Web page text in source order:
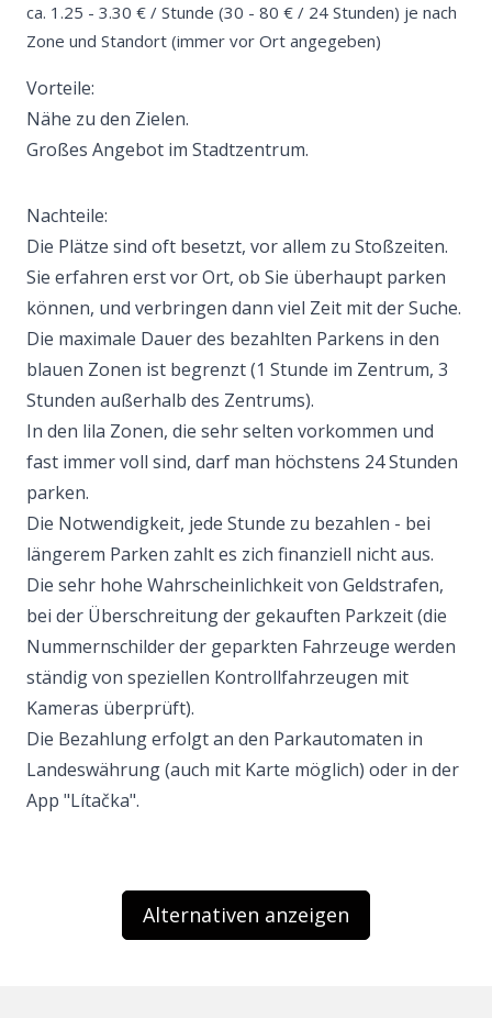
ca. 1.25 - 3.30 € / Stunde (30 - 80 € / 24 Stunden) je nach
Zone und Standort (immer vor Ort angegeben)
Vorteile:
Nähe zu den Zielen.
Großes Angebot im Stadtzentrum.
Nachteile:
Die Plätze sind oft besetzt, vor allem zu Stoßzeiten.
Sie erfahren erst vor Ort, ob Sie überhaupt parken
können, und verbringen dann viel Zeit mit der Suche.
Die maximale Dauer des bezahlten Parkens in den
blauen Zonen ist begrenzt (1 Stunde im Zentrum, 3
Stunden außerhalb des Zentrums).
In den lila Zonen, die sehr selten vorkommen und
fast immer voll sind, darf man höchstens 24 Stunden
parken.
Die Notwendigkeit, jede Stunde zu bezahlen - bei
längerem Parken zahlt es zich finanziell nicht aus.
Die sehr hohe Wahrscheinlichkeit von Geldstrafen,
bei der Überschreitung der gekauften Parkzeit (die
Nummernschilder der geparkten Fahrzeuge werden
ständig von speziellen Kontrollfahrzeugen mit
Kameras überprüft).
Die Bezahlung erfolgt an den Parkautomaten in
Landeswährung (auch mit Karte möglich) oder in der
App "Lítačka".
Alternativen anzeigen